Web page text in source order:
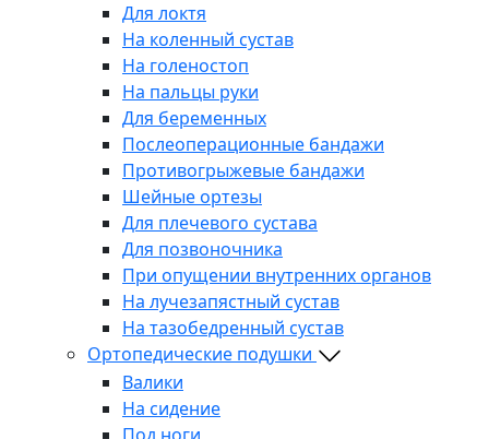
Для локтя
На коленный сустав
На голеностоп
На пальцы руки
Для беременных
Послеоперационные бандажи
Противогрыжевые бандажи
Шейные ортезы
Для плечевого сустава
Для позвоночника
При опущении внутренних органов
На лучезапястный сустав
На тазобедренный сустав
Ортопедические подушки
Валики
На сидение